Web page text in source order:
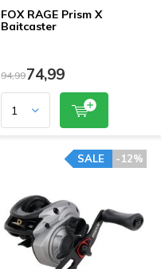
FOX RAGE Prism X
Baitcaster
94,9974,99
-12%
SALE